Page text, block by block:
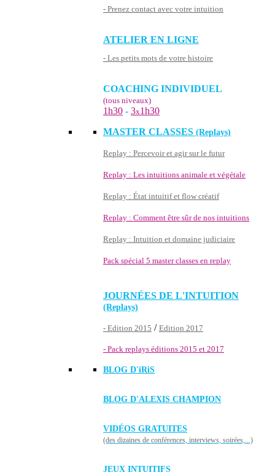
- Prenez contact avec votre intuition
ATELIER EN LIGNE
- Les petits mots de votre histoire
COACHING INDIVIDUEL
(tous niveaux)
1h30 - 3x1h30
MASTER CLASSES (Replays)
Replay : Percevoir et agir sur le futur
Replay : Les intuitions animale et végétale
Replay : État intuitif et flow créatif
Replay : Comment être sûr de nos intuitions
Replay : Intuition et domaine judiciaire
Pack spécial 5 master classes en replay
JOURNÉES DE L'INTUITION
(Replays)
- Edition 2015 / Edition 2017
- Pack replays éditions 2015 et 2017
BLOG D'iRiS
BLOG D'ALEXIS CHAMPION
VIDÉOS GRATUITES
(des dizaines de conférences, interviews, soirées,...)
JEUX INTUITIFS